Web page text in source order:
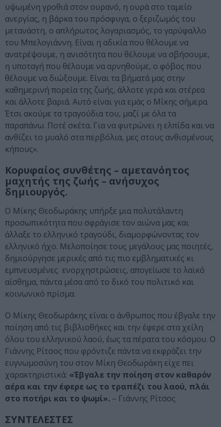
υψωμένη γροθιά στον ουρανό, η ουρά στο ταμείο
ανεργίας, η βάρκα του πρόσφυγα, ο ξεριζωμός του
μετανάστη, ο απλήρωτος λογαριασμός, το γαρύφαλλο
του Μπελογιάννη. Είναι η αδικία που θέλουμε να
ανατρέψουμε, η ανισότητα που θέλουμε να σβήσουμε,
η υποταγή που θέλουμε να αρνηθούμε, ο φόβος που
θέλουμε να διώξουμε. Είναι τα βήματά μας στην
καθημερινή πορεία της ζωής, άλλοτε γερά και στέρεα
και άλλοτε βαριά. Αυτό είναι για εμάς ο Μίκης σήμερα.
Έτσι ακούμε τα τραγούδια του, μαζί με όλα τα
παραπάνω. Ποτέ σκέτα. Για να φυτρώνει η ελπίδα και να
ανθίζει το μυαλό στα περβόλια, μες στους ανθισμένους
κήπους».
Κορυφαίος συνθέτης – αμετανόητος
μαχητής της ζωής – ανήσυχος
δημιουργός.
Ο Μίκης Θεοδωράκης υπήρξε μια πολυτάλαντη
προσωπικότητα που σφράγισε τον αιώνα μας και
άλλαξε το ελληνικό τραγούδι, διαμορφώνοντας τον
ελληνικό ήχο. Μελοποίησε τους μεγάλους μας ποιητές,
δημιούργησε μερικές από τις πιο εμβληματικές κι
εμπνευσμένες ενορχηστρώσεις, απογείωσε το λαϊκό
αίσθημα, πάντα μέσα από το δικό του πολιτικό και
κοινωνικό πρίσμα.
Ο Μίκης Θεοδωράκης είναι ο άνθρωπος που έβγαλε την
ποίηση από τις βιβλιοθήκες και την έφερε στα χείλη
όλου του ελληνικού λαού, έως τα πέρατα του κόσμου. Ο
Γιάννης Ρίτσος που φρόντιζε πάντα να εκφράζει την
ευγνωμοσύνη του στον Μίκη Θεοδωράκη είχε πει
χαρακτηριστικά: «Έβγαλε την ποίηση στον καθαρόν
αέρα και την έφερε ως το τραπέζι του λαού, πλάι
στο ποτήρι και το ψωμί». – Γιάννης Ρίτσος
ΣΥΝΤΕΛΕΣΤΕΣ